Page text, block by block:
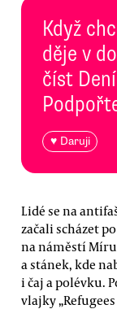
Když
děje v
číst
♥ Daruji
Lidé se na
začali scházet
na náměstí
a stánek, kde
i čaj a polévku.
vlajky